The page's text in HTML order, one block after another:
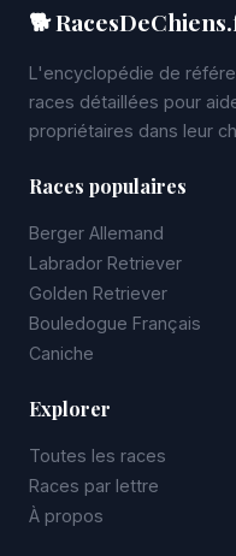
🐕
L'encyclopédie de
races détaillées pour
propriétaires dans leur
Races populaires
Berger Allemand
Labrador Retriever
Golden Retriever
Bouledogue Français
Caniche
Explorer
Toutes les races
Races par lettre
À propos